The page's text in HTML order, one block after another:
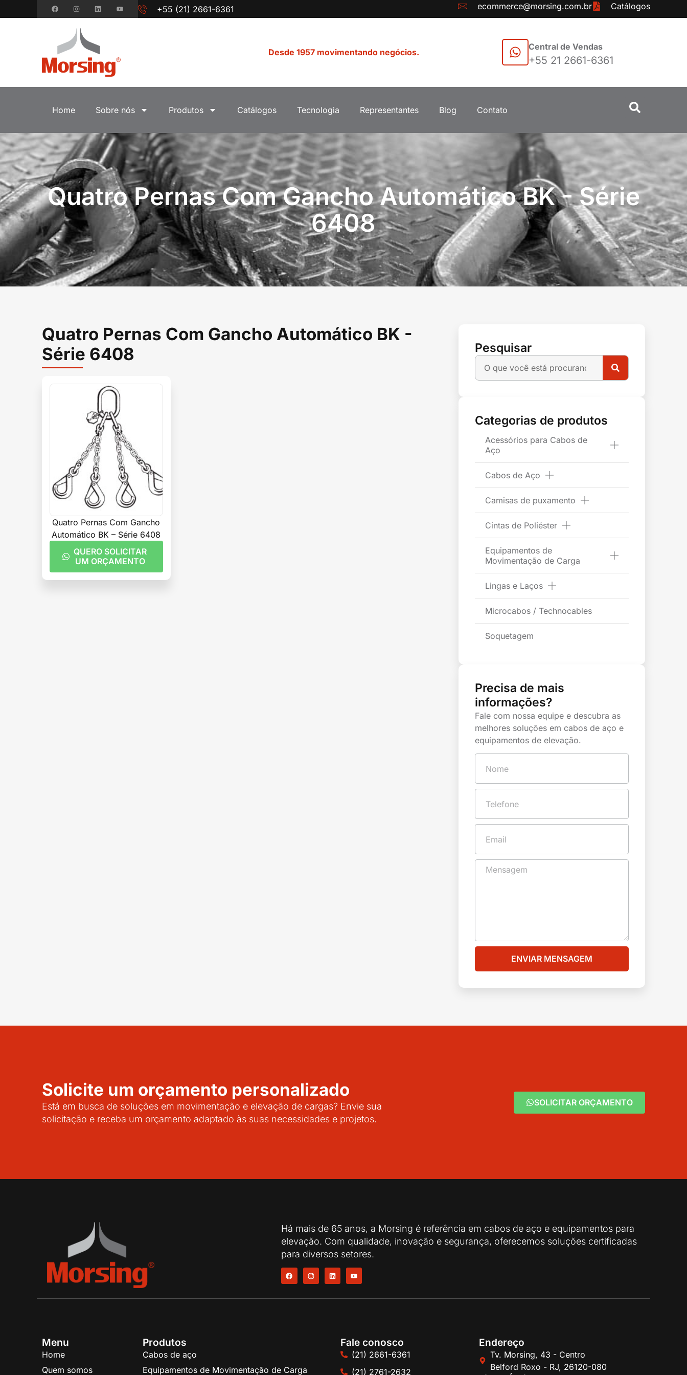
+55 (21) 2661-6361 ecommerce@morsing.com.br Catálogos
Desde 1957 movimentando negócios.
Central de Vendas
+55 21 2661-6361
Home Sobre nós Produtos Catálogos Tecnologia Representantes Blog Contato
Quatro Pernas Com Gancho Automático BK - Série
6408
Pesquisar
Categorias de produtos
Acessórios para Cabos de
Aço
Cabos de Aço
Camisas de puxamento
Cintas de Poliéster
Equipamentos de
Movimentação de Carga
Lingas e Laços
Microcabos / Technocables
Soquetagem
Precisa de mais
informações?
Fale com nossa equipe e descubra as
melhores soluções em cabos de aço e
equipamentos de elevação.
ENVIAR MENSAGEM
Quatro Pernas Com Gancho Automático BK -
Série 6408
Quatro Pernas Com Gancho
Automático BK – Série 6408
QUERO SOLICITAR
UM ORÇAMENTO
Solicite um orçamento personalizado
Está em busca de soluções em movimentação e elevação de cargas? Envie sua
solicitação e receba um orçamento adaptado às suas necessidades e projetos.
SOLICITAR ORÇAMENTO
Há mais de 65 anos, a Morsing é referência em cabos de aço e equipamentos para
elevação. Com qualidade, inovação e segurança, oferecemos soluções certificadas
para diversos setores.
Menu
Home
Quem somos
Produtos
Cabos de aço
Equipamentos de Movimentação de Carga
Fale conosco
(21) 2661-6361
(21) 2761-2632
Endereço
Tv. Morsing, 43 - Centro
Belford Roxo - RJ, 26120-080